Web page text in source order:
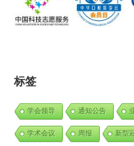
标签
学会领导 通知公告
学术会议 周报 新型